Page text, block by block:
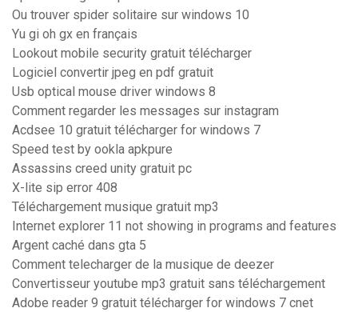
Ou trouver spider solitaire sur windows 10
Yu gi oh gx en français
Lookout mobile security gratuit télécharger
Logiciel convertir jpeg en pdf gratuit
Usb optical mouse driver windows 8
Comment regarder les messages sur instagram
Acdsee 10 gratuit télécharger for windows 7
Speed test by ookla apkpure
Assassins creed unity gratuit pc
X-lite sip error 408
Téléchargement musique gratuit mp3
Internet explorer 11 not showing in programs and features
Argent caché dans gta 5
Comment telecharger de la musique de deezer
Convertisseur youtube mp3 gratuit sans téléchargement
Adobe reader 9 gratuit télécharger for windows 7 cnet